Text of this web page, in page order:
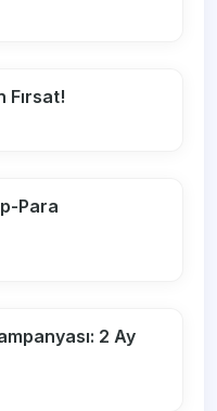
Fırsat!
Para
2 Ay